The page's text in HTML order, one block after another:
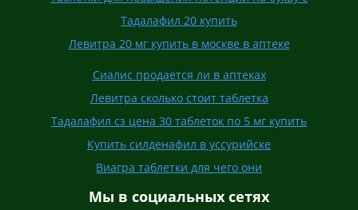
Тадалафил 20 купить
Левитра 20 мг купить в москве в аптеке
Сиалис продается ли в аптеках
Левитра сколько стоит таблетка
Тадалафил сз цена 30 таблеток по 5 мг купить
Купить силденафил в уссурийске
Виагра таблетки для чего они
Мы в социальных сетях